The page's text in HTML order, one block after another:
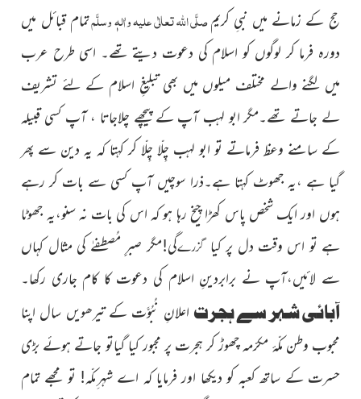
حج کے زمانے میں نبیِ کریمصلَّی اللہ تعالٰی علیہ واٰلہٖ وسلَّمتمام قبائل میں
دورہ فرما کر لوگوں کو اسلام کی دعوت دیتے تھے۔ اسی طرح عرب
میں لگنے والے مختلف میلوں میں بھی تبلیغِ اسلام کے لئے تشریف
لے جاتے تھے۔مگر ابو لہب آپ کے پیچھے چلاجاتا ، آپ کسی قبیلہ
کے سامنے وعظ فرماتے تو ابو لہب چِلّا چِلّا کر کہتا کہ یہ دین سے پھر
گیا ہے ،یہ جھوٹ کہتا ہے۔ذرا سوچیں آپ کسی سے بات کر رہے
ہوں اور ایک شخص پاس کھڑا چیخ رہا ہو کہ اس کی بات نہ سنو،یہ جھوٹا
ہے تو اس وقت دل پر کیاگزرےگی!مگر صبرِِ مُصطفےٰ کی مثال کہاں
سے لائیں،آپ نے برابردینِ اسلام کی دعوت کا کام جاری رکھا۔
آبائی شہر سے ہجرت اعلانِ نُبُوَّت کے تیرھویں سال اپنا
محبوب وطن مکّۂ مکرّمہ چھوڑ کر ہجرت پر مجبور کیا گیاتو جاتے ہوئے بڑی
حسرت کے ساتھ کعبہ کو دیکھا اور فرمایا کہ اے شہر ِمکّہ! تو مجھے تمام